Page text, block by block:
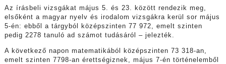
Az írásbeli vizsgákat május 5. és 23. között rendezik meg,
elsőként a magyar nyelv és irodalom vizsgákra kerül sor május
5-én: ebből a tárgyból középszinten 77 972, emelt szinten
pedig 2278 tanuló ad számot tudásáról – jelezték.
A következő napon matematikából középszinten 73 318-an,
emelt szinten 7798-an érettségiznek, május 7-én történelemből